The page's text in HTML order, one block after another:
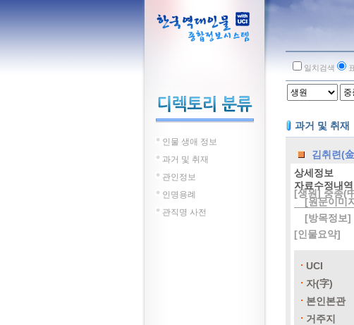
인물 생애 정보
과거 및 취재
관인정보
인명용례
관직명 사전
일치검색
과거 및 취재
김취련(
상세정보
자료수정내역
[원문이미
[방목정보]
[생원] 중종(
[인물요약]
UCI
자(字)
본인본관
거주지